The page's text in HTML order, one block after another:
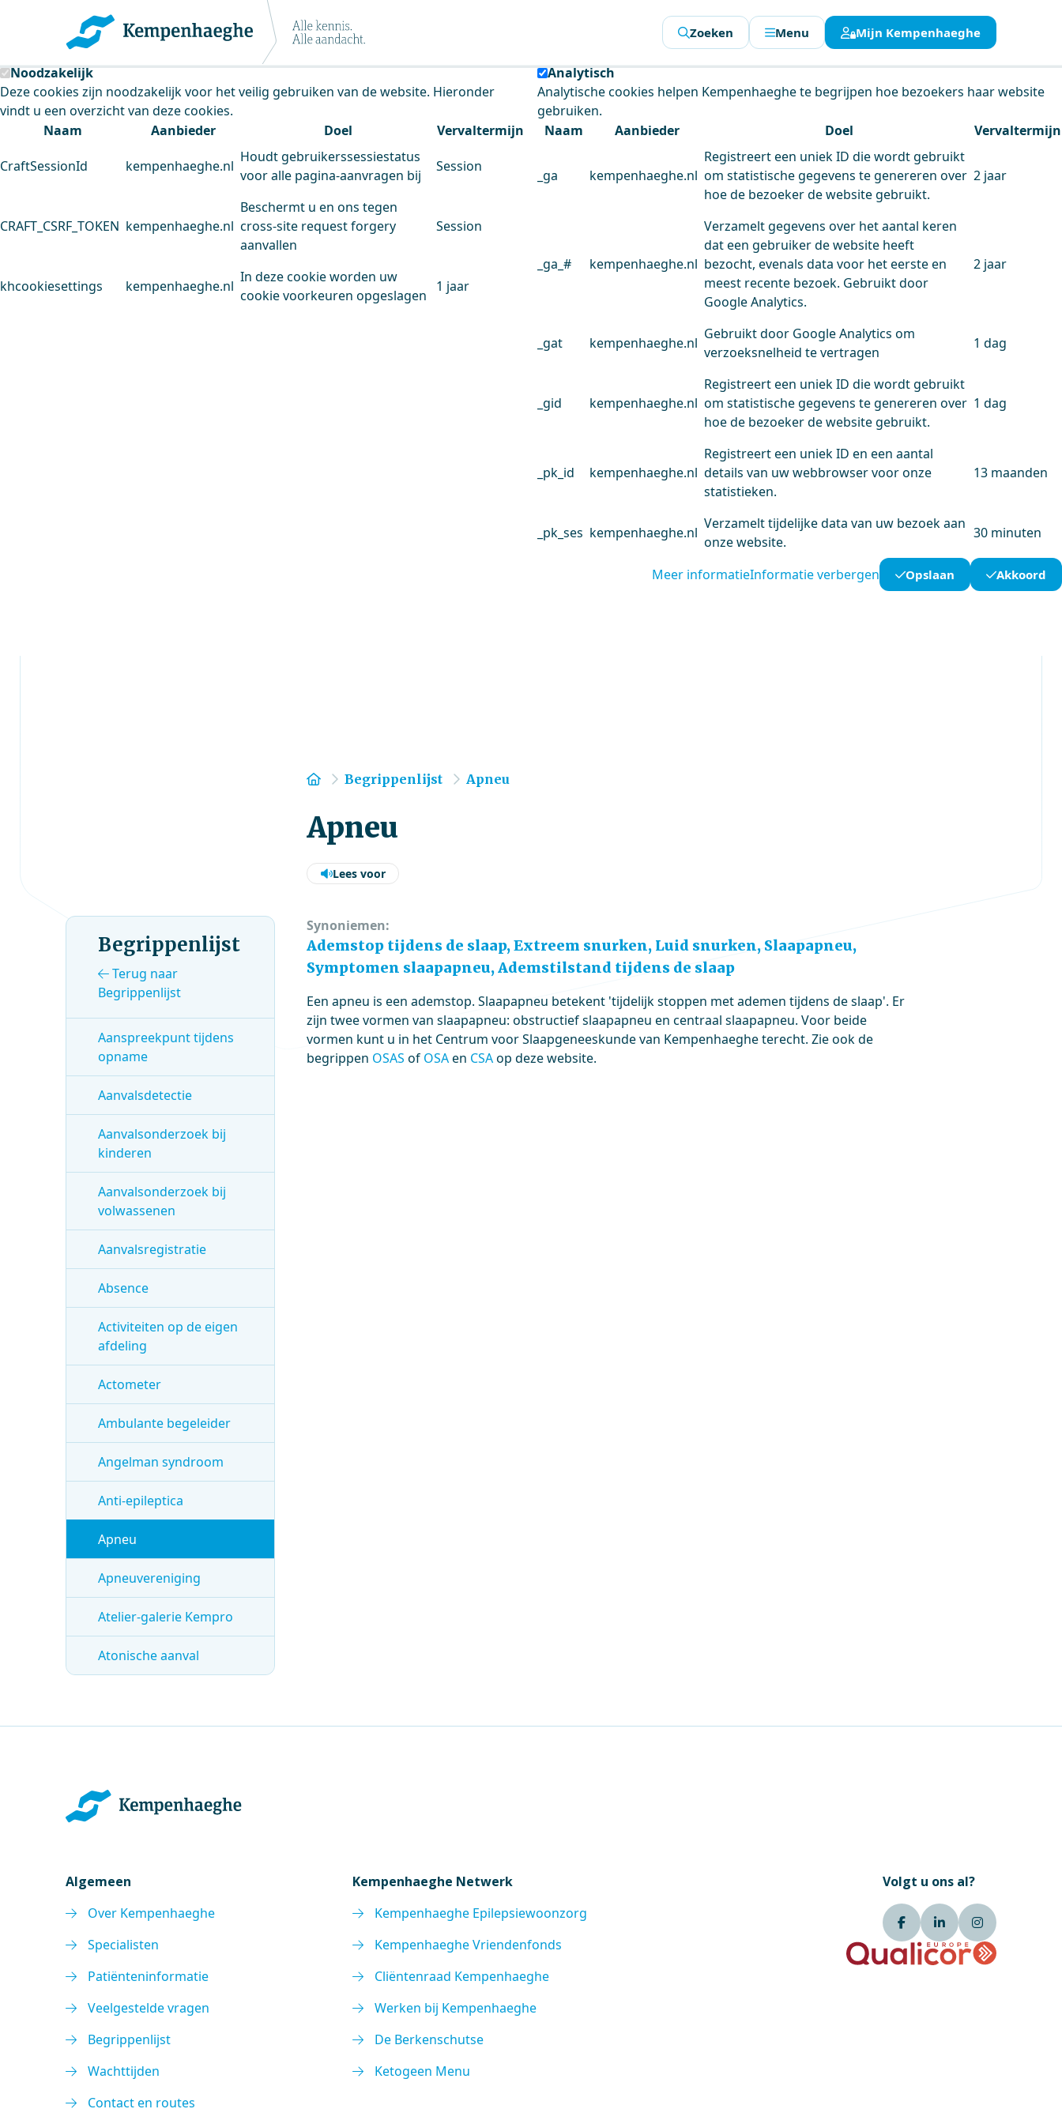
Kempenhaeghe maakt gebruik van cookies
Deze site plaatst cookies. Dit doen we om het gebruik van de website te analyseren en het gebruiksgemak te verbeteren.
Noodzakelijk
Deze cookies zijn noodzakelijk voor het veilig gebruiken van de website. Hieronder
vindt u een overzicht van deze cookies.
Naam
Aanbieder Doel Vervaltermijn
CraftSessionId kempenhaeghe.nl
Houdt gebruikerssessiestatus
voor alle pagina-aanvragen bij
Session
CRAFT_CSRF_TOKEN kempenhaeghe.nl
Beschermt u en ons tegen
cross-site request forgery
aanvallen
Session
khcookiesettings kempenhaeghe.nl
In deze cookie worden uw
cookie voorkeuren opgeslagen
1 jaar
Analytisch
Analytische cookies helpen Kempenhaeghe te begrijpen hoe bezoekers haar website
gebruiken.
Naam
Aanbieder Doel Vervaltermijn
_ga kempenhaeghe.nl
Registreert een uniek ID die wordt gebruikt
om statistische gegevens te genereren over
hoe de bezoeker de website gebruikt.
2 jaar
_ga_# kempenhaeghe.nl
Verzamelt gegevens over het aantal keren
dat een gebruiker de website heeft
bezocht, evenals data voor het eerste en
meest recente bezoek. Gebruikt door
Google Analytics.
2 jaar
_gat kempenhaeghe.nl
Gebruikt door Google Analytics om
verzoeksnelheid te vertragen
1 dag
_gid kempenhaeghe.nl
Registreert een uniek ID die wordt gebruikt
om statistische gegevens te genereren over
hoe de bezoeker de website gebruikt.
1 dag
_pk_id kempenhaeghe.nl
Registreert een uniek ID en een aantal
details van uw webbrowser voor onze
statistieken.
13 maanden
_pk_ses kempenhaeghe.nl
Verzamelt tijdelijke data van uw bezoek aan
onze website.
30 minuten
Meer informatieInformatie verbergen Opslaan Akkoord
Zoeken Menu Mijn Kempenhaeghe
Home
Begrippenlijst Apneu
Apneu
Lees voor
Synoniemen:
Ademstop tijdens de slaap, Extreem snurken, Luid snurken, Slaapapneu,
Symptomen slaapapneu, Ademstilstand tijdens de slaap
Een apneu is een ademstop. Slaapapneu betekent 'tijdelijk stoppen met ademen tijdens de slaap'. Er
zijn twee vormen van slaapapneu: obstructief slaapapneu en centraal slaapapneu. Voor beide
vormen kunt u in het Centrum voor Slaapgeneeskunde van Kempenhaeghe terecht. Zie ook de
begrippen OSAS of OSAen CSAop deze website.
Begrippenlijst
Terug naar
Begrippenlijst
Aanspreekpunt tijdens
opname
Aanvalsdetectie
Aanvalsonderzoek bij
kinderen
Aanvalsonderzoek bij
volwassenen
Aanvalsregistratie
Absence
Activiteiten op de eigen
afdeling
Actometer
Ambulante begeleider
Angelman syndroom
Anti-epileptica
Apneu
Apneuvereniging
Atelier-galerie Kempro
Atonische aanval
Algemeen
Over Kempenhaeghe
Specialisten
Patiënteninformatie
Veelgestelde vragen
Begrippenlijst
Wachttijden
Contact en routes
Kempenhaeghe Netwerk
Kempenhaeghe Epilepsiewoonzorg
Kempenhaeghe Vriendenfonds
Cliëntenraad Kempenhaeghe
Werken bij Kempenhaeghe
De Berkenschutse
Ketogeen Menu
Volgt u ons al?